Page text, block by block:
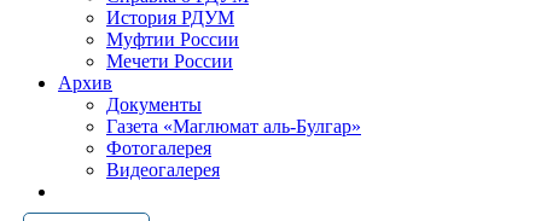
История РДУМ
Муфтии России
Мечети России
Архив
Документы
Газета «Маглюмат аль-Булгар»
Фотогалерея
Видеогалерея